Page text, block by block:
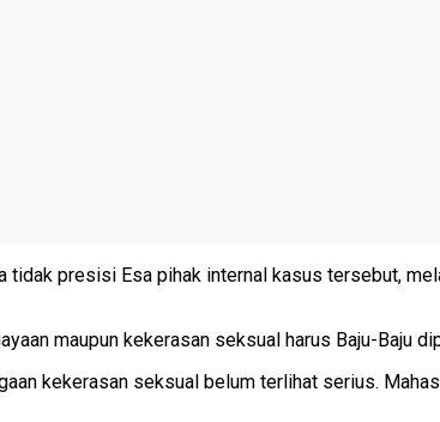
tidak presisi Esa pihak internal kasus tersebut,
maupun kekerasan seksual harus Baju-Baju
kekerasan seksual belum terlihat serius.